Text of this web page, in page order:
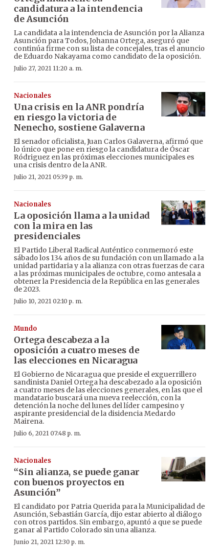
candidatura a la intendencia
de Asunción
La candidata a la intendencia de Asunción por la Alianza
Asunción para Todos, Johanna Ortega, aseguró que
continúa firme con su lista de concejales, tras el anuncio
de Eduardo Nakayama como candidato de la oposición.
Julio 27, 2021 11:20 a. m.
Nacionales
Una crisis en la ANR pondría
en riesgo la victoria de
Nenecho, sostiene Galaverna
El senador oficialista, Juan Carlos Galaverna, afirmó que
lo único que pone en riesgo la candidatura de Óscar
Ródriguez en las próximas elecciones municipales es
una crisis dentro de la ANR.
Julio 21, 2021 05:39 p. m.
Nacionales
La oposición llama a la unidad
con la mira en las
presidenciales
El Partido Liberal Radical Auténtico conmemoró este
sábado los 134 años de su fundación con un llamado a la
unidad partidaria y a la alianza con otras fuerzas de cara
a las próximas municipales de octubre, como antesala a
obtener la Presidencia de la República en las generales
de 2023.
Julio 10, 2021 02:10 p. m.
Mundo
Ortega descabeza a la
oposición a cuatro meses de
las elecciones en Nicaragua
El Gobierno de Nicaragua que preside el exguerrillero
sandinista Daniel Ortega ha descabezado a la oposición
a cuatro meses de las elecciones generales, en las que el
mandatario buscará una nueva reelección, con la
detención la noche del lunes del líder campesino y
aspirante presidencial de la disidencia Medardo
Mairena.
Julio 6, 2021 07:48 p. m.
Nacionales
“Sin alianza, se puede ganar
con buenos proyectos en
Asunción”
El candidato por Patria Querida para la Municipalidad de
Asunción, Sebastián García, dijo estar abierto al diálogo
con otros partidos. Sin embargo, apuntó a que se puede
ganar al Partido Colorado sin una alianza.
Junio 21, 2021 12:30 p. m.